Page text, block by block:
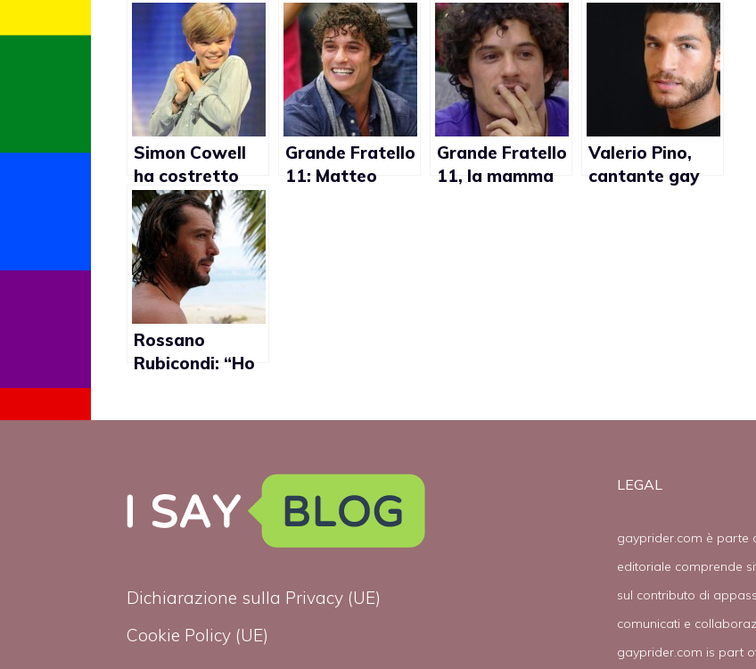
Simon Cowell
ha costretto
Ronan Parke a
far finta di
essere gay?
Grande Fratello
11: Matteo
Grande Fratello
11, la mamma
Valerio Pino,
cantante gay
Rossano
Rubicondi: “Ho
Dichiarazione sulla Privacy (UE)
Cookie Policy (UE)
LEGAL
gayprider.com è parte
editoriale comprende
sul contributo di
comunicati e
gayprider.com is part